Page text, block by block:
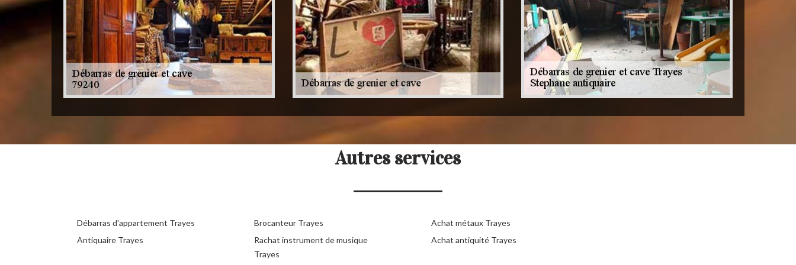
Autres services
Débarras d'appartement Trayes
Antiquaire Trayes
Brocanteur Trayes
Rachat instrument de musique
Trayes
Achat métaux Trayes
Achat antiquité Trayes